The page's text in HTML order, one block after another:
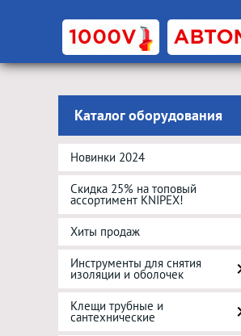
Каталог оборудования
Новинки 2024
Скидка 25% на топовый
ассортимент KNIPEX!
Хиты продаж
Инструменты для снятия
изоляции и оболочек
Клещи трубные и
сантехнические